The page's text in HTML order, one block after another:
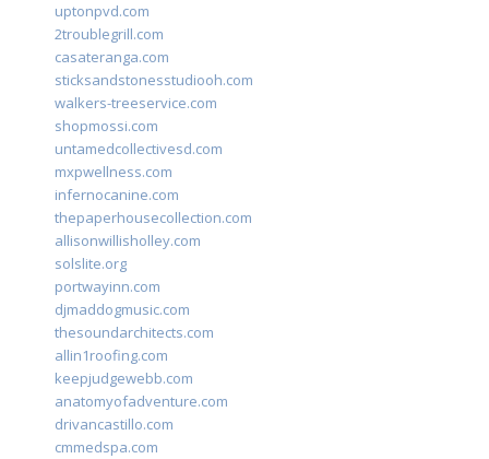
uptonpvd.com
2troublegrill.com
casateranga.com
sticksandstonesstudiooh.com
walkers-treeservice.com
shopmossi.com
untamedcollectivesd.com
mxpwellness.com
infernocanine.com
thepaperhousecollection.com
allisonwillisholley.com
solslite.org
portwayinn.com
djmaddogmusic.com
thesoundarchitects.com
allin1roofing.com
keepjudgewebb.com
anatomyofadventure.com
drivancastillo.com
cmmedspa.com